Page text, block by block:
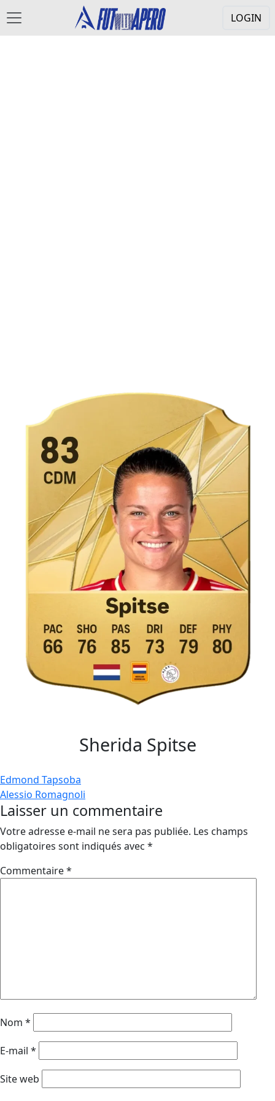
LOGIN
Sherida Spitse
Navigation
de
l’article
Edmond Tapsoba
Alessio Romagnoli
Laisser un commentaire
Votre adresse e-mail ne sera pas publiée. Les champs
obligatoires sont indiqués avec *
Commentaire*
Nom *
E-mail *
Site web